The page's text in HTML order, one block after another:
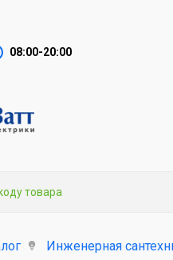
08:00-20:00
Инженерная